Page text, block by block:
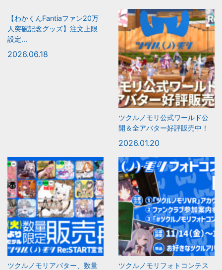
【わかくんFantiaファン20万
人突破記念グッズ】注文上限
設定...
2026.06.18
ツクルノモリ公式ワールド公
開＆全アバター好評販売中！
2026.01.20
ツクルノモリアバター、数量
ツクルノモリフォトコンテス